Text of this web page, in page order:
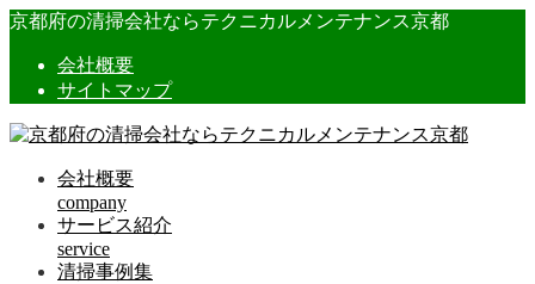
京都府の清掃会社ならテクニカルメンテナンス京都
会社概要
サイトマップ
会社概要
company
サービス紹介
service
清掃事例集